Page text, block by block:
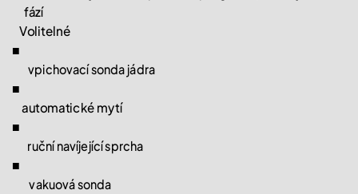
fází
Volitelné
■
vpichovací sonda jádra
■
automatické mytí
■
ruční navíjející sprcha
■
vakuová sonda